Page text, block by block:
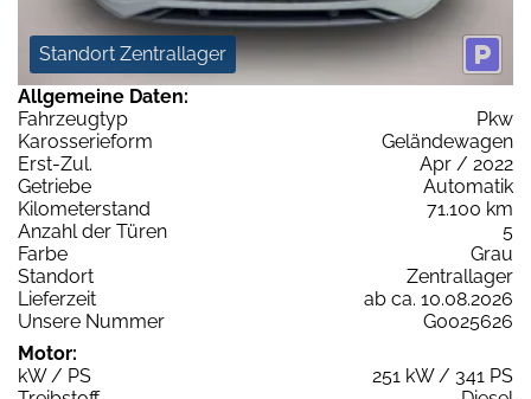
Standort Zentrallager
Allgemeine Daten:
Fahrzeugtyp
Pkw
Karosserieform
Geländewagen
Erst-Zul.
Apr / 2022
Getriebe
Automatik
Kilometerstand
71.100 km
Anzahl der Türen
5
Farbe
Grau
Standort
Zentrallager
Lieferzeit
ab ca. 10.08.2026
Unsere Nummer
G0025626
Motor:
kW / PS
251 kW / 341 PS